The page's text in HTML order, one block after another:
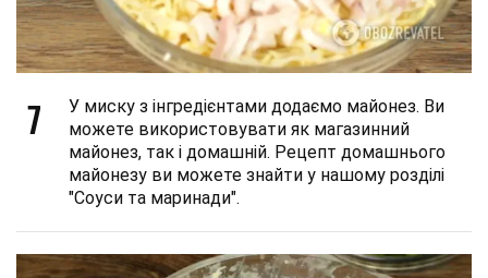
7
У миску з інгредієнтами додаємо майонез. Ви
можете використовувати як магазинний
майонез, так і домашній. Рецепт домашнього
майонезу ви можете знайти у нашому розділі
"Соуси та маринади".